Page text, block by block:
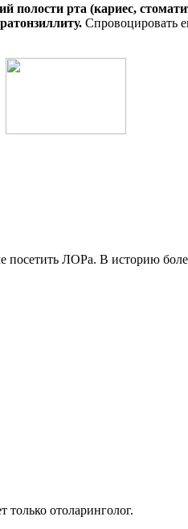
рта (кариес,
Спровоцировать
ЛОРа. В историю
только отоларинголог.